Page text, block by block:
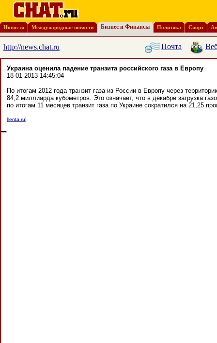
Новости Международные новости Бизнес и Финансы Политика Спорт
http://news.chat.ru Почта
Украина оценила падение транзита российского газа в Европу
18-01-2013 14:45:04
По итогам 2012 года транзит газа из России в Европу через
84,2 миллиарда кубометров. Это означает, что в декабре загрузка
по итогам 11 месяцев транзит газа по Украине сократился на 21,25
[lenta.ru]
═